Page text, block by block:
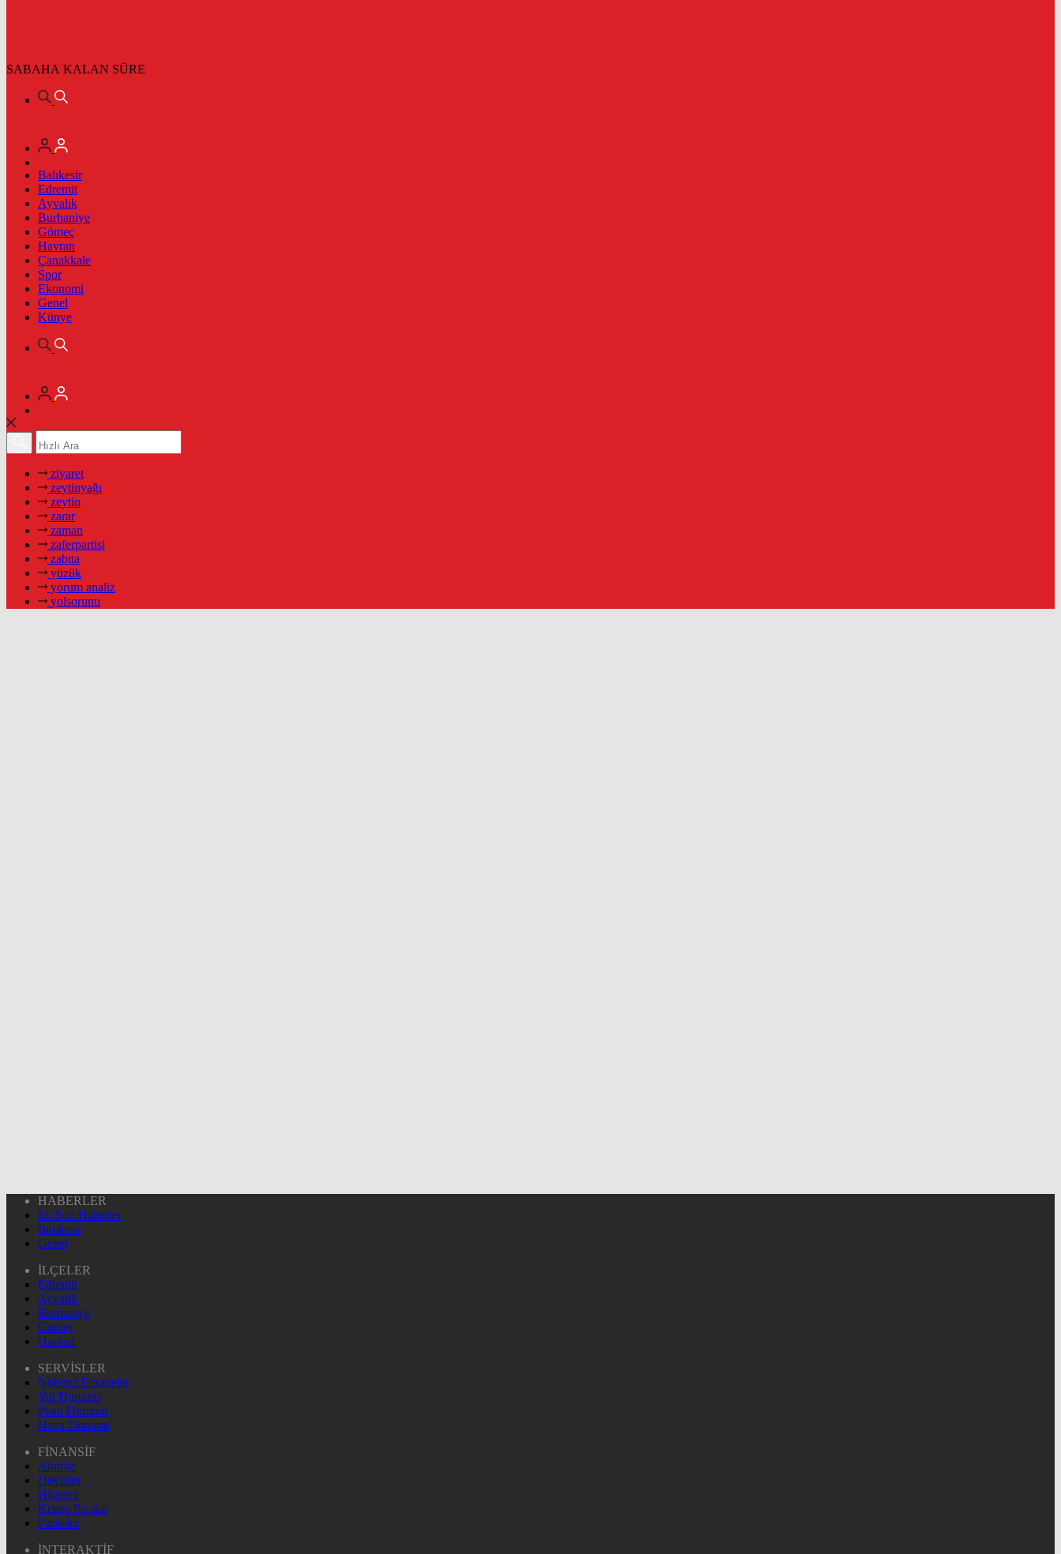
SABAHA KALAN SÜRE
Balıkesir
Edremit
Ayvalık
Burhaniye
Gömeç
Havran
Çanakkale
Spor
Ekonomi
Genel
Künye
ziyaret
zeytinyağı
zeytin
zarar
zaman
zaferpartisi
zabıta
yüzük
yorum analiz
yolsorunu
HABERLER
En Son Haberler
Balıkesir
Genel
İLÇELER
Edremit
Ayvalık
Burhaniye
Gömeç
Havran
SERVİSLER
Nöbetçi Eczaneler
Yol Durumu
Puan Durumu
Hava Durumu
FİNANSİF
Altınlar
Dövizler
Hisseler
Kripto Paralar
Pariteler
İNTERAKTİF